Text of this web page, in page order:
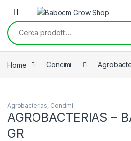
Skip to navigation
Skip to content
Cerca:
Home Concimi
Agrobacterias, Concimi
AGROBACTERIAS –
GR